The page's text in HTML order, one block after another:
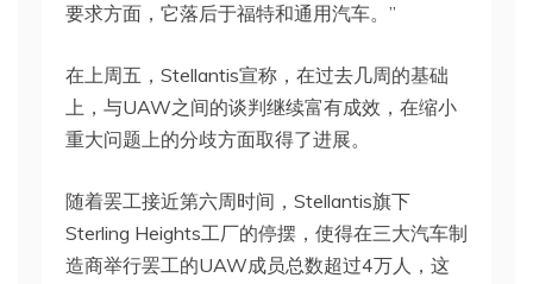
要求方面，它落后于福特和通用汽车。”
在上周五，Stellantis宣称，在过去几周的基础
上，与UAW之间的谈判继续富有成效，在缩小
重大问题上的分歧方面取得了进展。
随着罢工接近第六周时间，Stellantis旗下
Sterling Heights工厂的停摆，使得在三大汽车制
造商举行罢工的UAW成员总数超过4万人，这